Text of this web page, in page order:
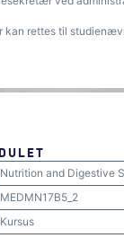
kan rettes til
Nutrition and Digestive
MEDMN17B5_2
Kursus